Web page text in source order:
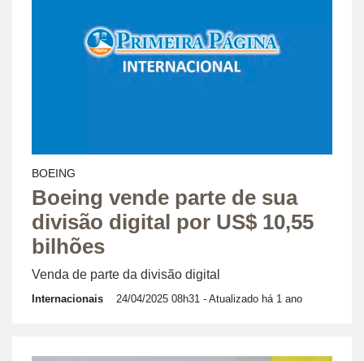
BOEING
Boeing vende parte de sua
divisão digital por US$ 10,55
bilhões
Venda de parte da divisão digital
Internacionais 24/04/2025 08h31 - Atualizado há 1 ano